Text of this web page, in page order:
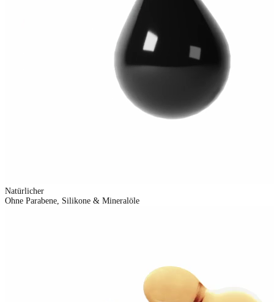
Natürlicher
Ohne Parabene, Silikone & Mineralöle